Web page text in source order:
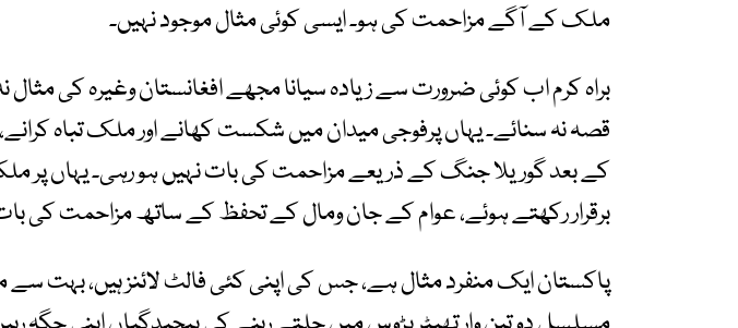
ملک کے آگے مزاحمت کی ہو۔ ایسی کوئی مثال موجود نہیں۔
براہ کرم اب کوئی ضرورت سے زیادہ سیانا مجھے افغانستان وغیرہ کی مثال
قصہ نہ سنائے۔ یہاں پرفوجی میدان میں شکست کھانے اور ملک تباہ
کے بعد گوریلا جنگ کے ذریعے مزاحمت کی بات نہیں ہو رہی۔ یہاں پر
برقرار رکھتے ہوئے، عوام کے جان ومال کے تحفظ کے ساتھ مزاحمت کی
پاکستان ایک منفرد مثال ہے، جس کی اپنی کئی فالٹ لائنز ہیں، بہت